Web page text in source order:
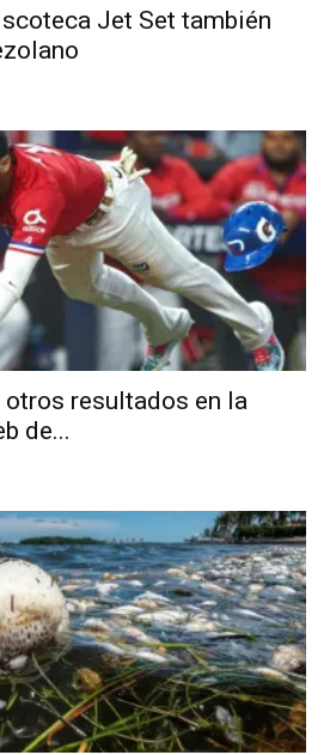
Jet Set también
resultados en la
de...